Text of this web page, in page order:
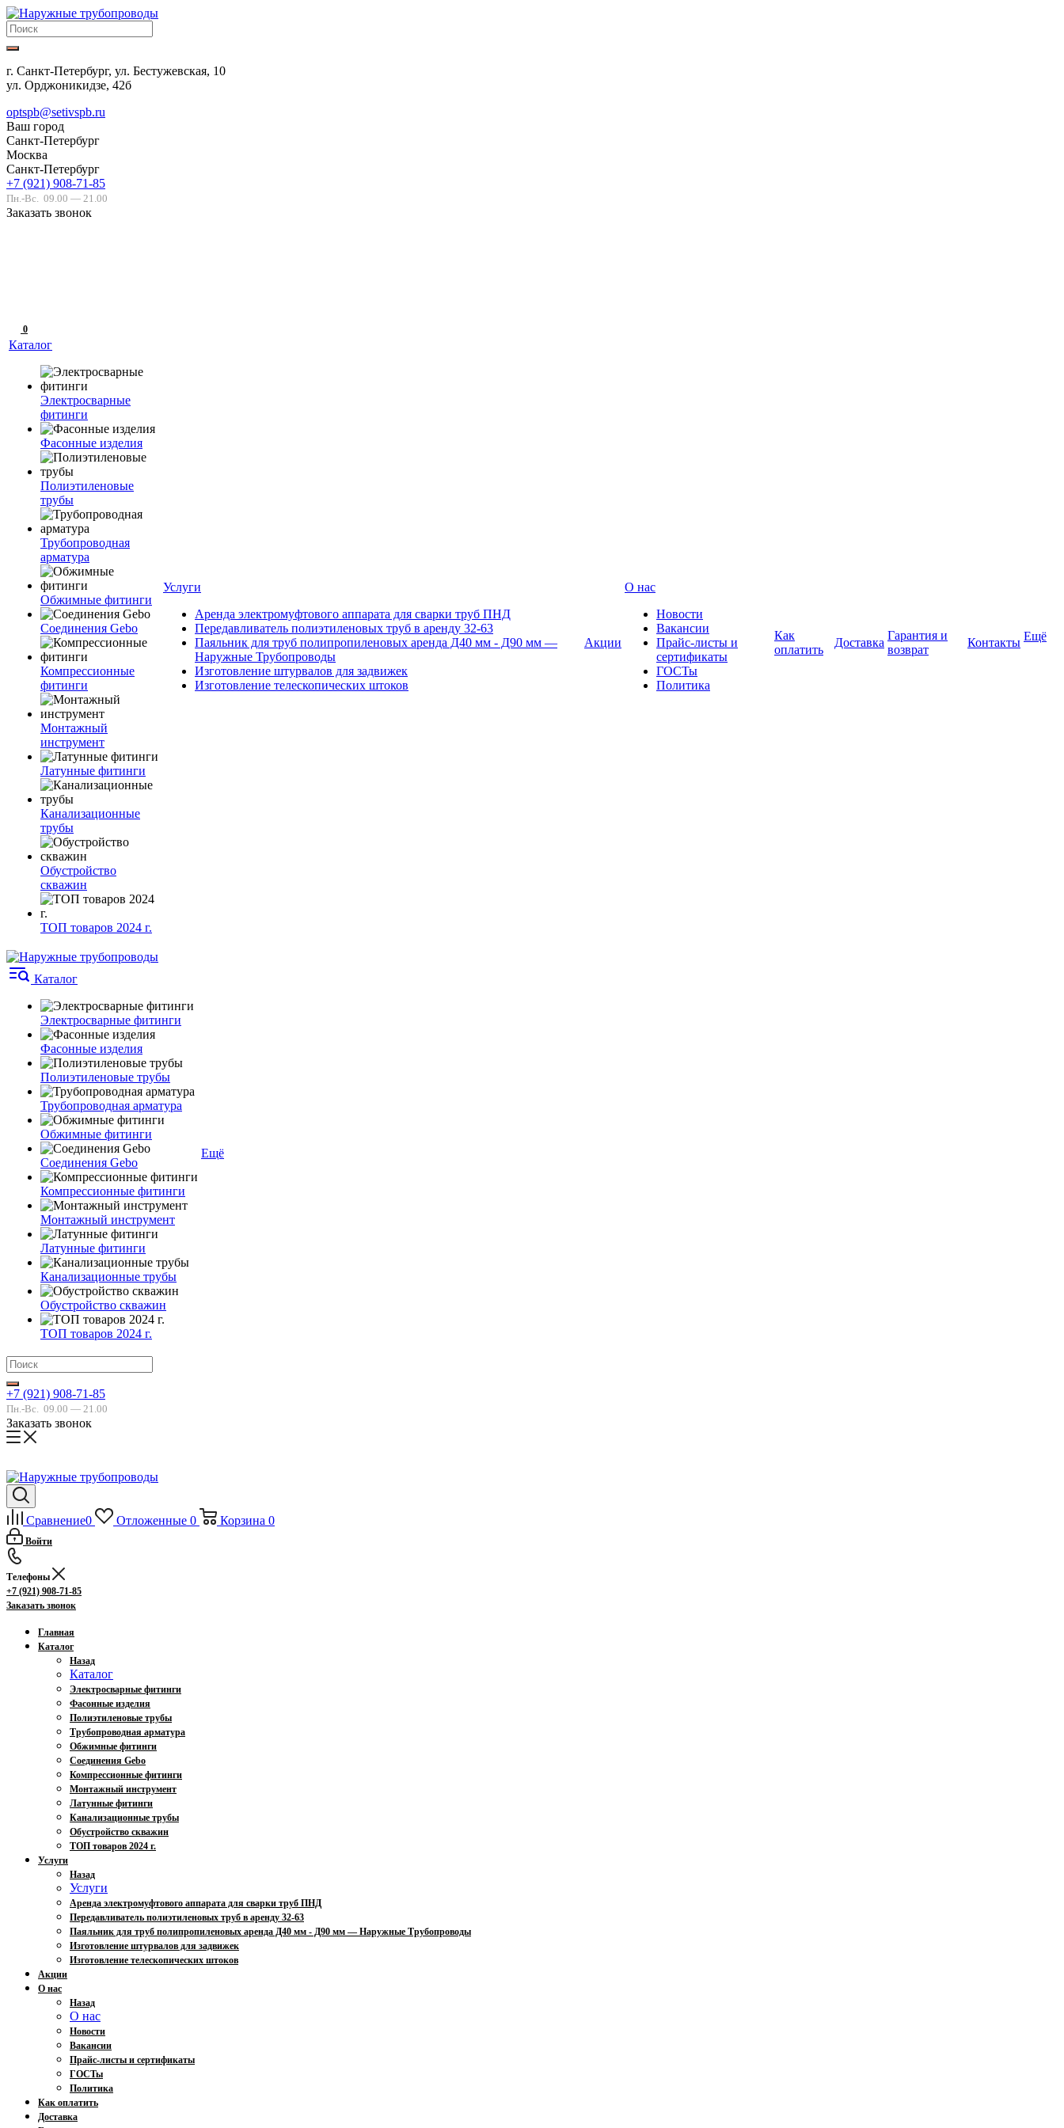
г. Санкт-Петербург, ул. Бестужевская, 10
ул. Орджоникидзе, 42б
optspb@setivspb.ru
Ваш город
Санкт-Петербург
Москва
Санкт-Петербург
+7 (921) 908-71-85
Пн.-Вс. 09.00 — 21.00
Заказать звонок
0
Каталог
Электросварные
фитинги
Фасонные изделия
Полиэтиленовые
трубы
Трубопроводная
арматура
Обжимные фитинги
Соединения Gebo
Компрессионные
фитинги
Монтажный
инструмент
Латунные фитинги
Канализационные
трубы
Обустройство
скважин
ТОП товаров 2024 г.
Услуги
Аренда электромуфтового аппарата для сварки труб ПНД
Передавливатель полиэтиленовых труб в аренду 32-63
Паяльник для труб полипропиленовых аренда Д40 мм - Д90 мм —
Наружные Трубопроводы
Изготовление штурвалов для задвижек
Изготовление телескопических штоков
Акции
О нас
Новости
Вакансии
Прайс-листы и
сертификаты
ГОСТы
Политика
Как
оплатить
Доставка
Гарантия и
возврат
Контакты Ещё
Каталог
Электросварные фитинги
Фасонные изделия
Полиэтиленовые трубы
Трубопроводная арматура
Обжимные фитинги
Соединения Gebo
Компрессионные фитинги
Монтажный инструмент
Латунные фитинги
Канализационные трубы
Обустройство скважин
ТОП товаров 2024 г.
Ещё
+7 (921) 908-71-85
Пн.-Вс. 09.00 — 21.00
Заказать звонок
Сравнение0 Отложенные 0 Корзина 0
Войти
Телефоны
+7 (921) 908-71-85
Заказать звонок
Главная
Каталог
Назад
Каталог
Электросварные фитинги
Фасонные изделия
Полиэтиленовые трубы
Трубопроводная арматура
Обжимные фитинги
Соединения Gebo
Компрессионные фитинги
Монтажный инструмент
Латунные фитинги
Канализационные трубы
Обустройство скважин
ТОП товаров 2024 г.
Услуги
Назад
Услуги
Аренда электромуфтового аппарата для сварки труб ПНД
Передавливатель полиэтиленовых труб в аренду 32-63
Паяльник для труб полипропиленовых аренда Д40 мм - Д90 мм — Наружные Трубопроводы
Изготовление штурвалов для задвижек
Изготовление телескопических штоков
Акции
О нас
Назад
О нас
Новости
Вакансии
Прайс-листы и сертификаты
ГОСТы
Политика
Как оплатить
Доставка